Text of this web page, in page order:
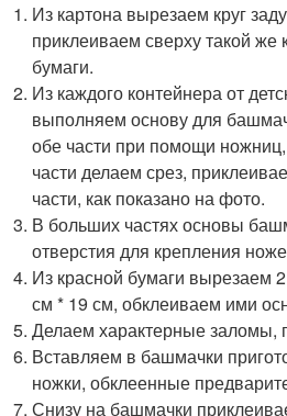
Из картона вырезаем круг
приклеиваем сверху такой же
бумаги.
Из каждого контейнера от
выполняем основу для
обе части при помощи
части делаем срез,
части, как показано на фото.
В больших частях основы
отверстия для крепления
Из красной бумаги вырезаем
см * 19 см, обклеиваем ими
Делаем характерные заломы,
Вставляем в башмачки
ножки, обклеенные
Снизу на башмачки